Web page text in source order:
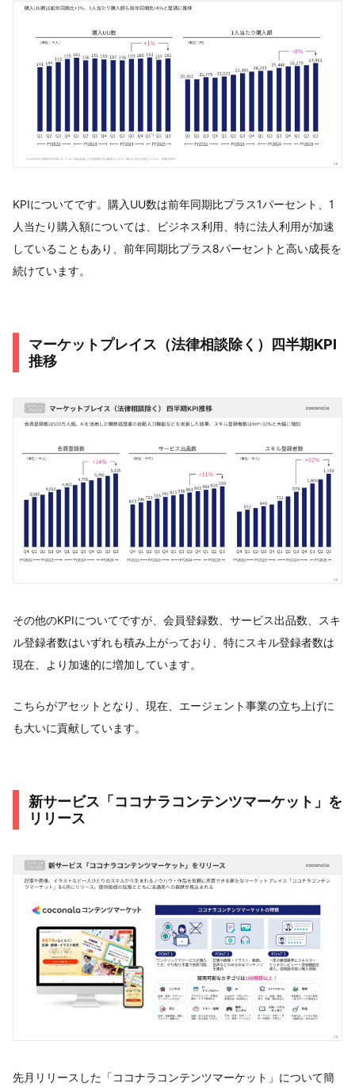
KPIについてです。購入UU数は前年同期比プラス1パーセント、1
人当たり購入額については、ビジネス利用、特に法人利用が加速
していることもあり、前年同期比プラス8パーセントと高い成長を
続けています。
マーケットプレイス（法律相談除く）四半期KPI
推移
その他のKPIについてですが、会員登録数、サービス出品数、スキ
ル登録者数はいずれも積み上がっており、特にスキル登録者数は
現在、より加速的に増加しています。
こちらがアセットとなり、現在、エージェント事業の立ち上げに
も大いに貢献しています。
新サービス「ココナラコンテンツマーケット」を
リリース
先月リリースした「ココナラコンテンツマーケット」について簡